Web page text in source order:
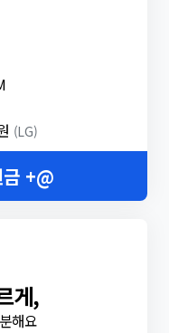
(LG)
+@
게,
해요